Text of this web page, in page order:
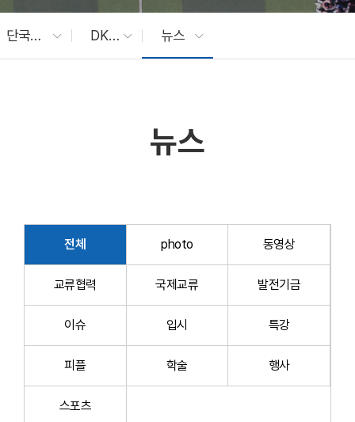
단국대 소식 DKU News 뉴스
뉴스
전체 photo 동영상
교류협력 국제교류 발전기금
이슈 입시 특강
피플 학술 행사
스포츠